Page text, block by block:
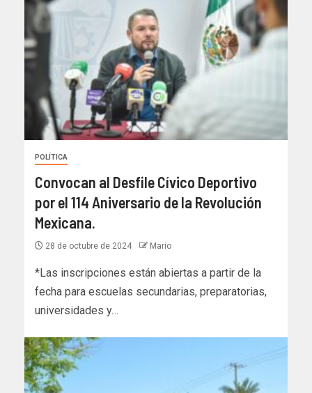
POLÍTICA
Convocan al Desfile Cívico Deportivo
por el 114 Aniversario de la Revolución
Mexicana.
28 de octubre de 2024 Mario
*Las inscripciones están abiertas a partir de la
fecha para escuelas secundarias, preparatorias,
universidades y…